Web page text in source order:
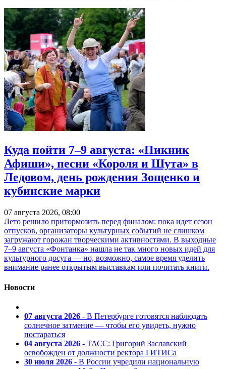
Куда пойти 7–9 августа: «Пикник
Афиши», песни «Короля и Шута» в
Ледовом, день рождения Зощенко и
кубинские марки
07 августа 2026, 08:00
Лето решило притормозить перед финалом: пока идет сезон
отпусков, организаторы культурных событий не слишком
загружают горожан творческими активностями. В выходные
7–9 августа «Фонтанка» нашла не так много новых идей для
культурного досуга — но, возможно, самое время уделить
внимание ранее открытым выставкам или почитать книги.
Новости
07 августа 2026 - В Петербурге готовятся наблюдать
солнечное затмение — чтобы его увидеть, нужно
постараться
04 августа 2026 - ТАСС: Григорий Заславский
освобожден от должности ректора ГИТИСа
30 июля 2026 - В России учредили национальную